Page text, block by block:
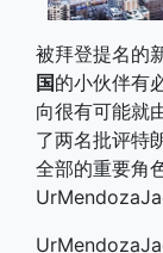
被拜登提名的
国的小伙伴有
向很有可能就
了两名批评特
全部的重要角